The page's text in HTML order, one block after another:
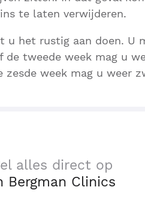
te laten verwijderen.
u het rustig aan doen. U
de tweede week mag u
zesde week mag u weer
alles direct op
Bergman Clinics